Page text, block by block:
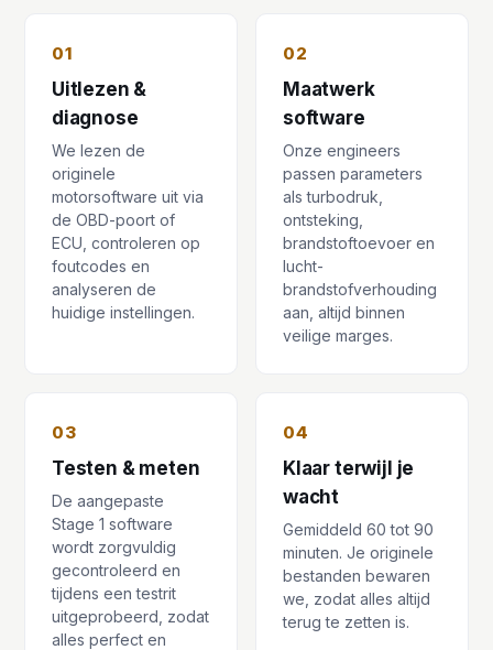
01
Uitlezen &
diagnose
We lezen de
originele
motorsoftware uit via
de OBD-poort of
ECU, controleren op
foutcodes en
analyseren de
huidige instellingen.
02
Maatwerk
software
Onze engineers
passen parameters
als turbodruk,
ontsteking,
brandstoftoevoer en
lucht-
brandstofverhouding
aan, altijd binnen
veilige marges.
03
Testen & meten
De aangepaste
Stage 1 software
wordt zorgvuldig
gecontroleerd en
tijdens een testrit
uitgeprobeerd, zodat
alles perfect en
04
Klaar terwijl je
wacht
Gemiddeld 60 tot 90
minuten. Je originele
bestanden bewaren
we, zodat alles altijd
terug te zetten is.